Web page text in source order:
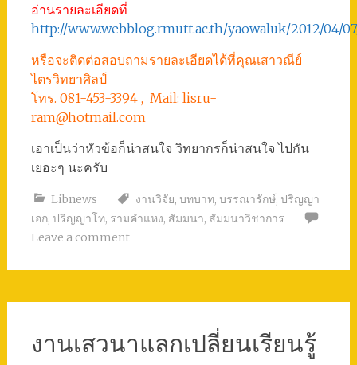
อ่านรายละเอียดที่
http://www.webblog.rmutt.ac.th/yaowaluk/2012/04/
หรือจะติดต่อสอบถามรายละเอียดได้ที่คุณเสาวณีย์
ไตรวิทยาศิลป์
โทร. 081-453-3394 , Mail: lisru-
ram@hotmail.com
เอาเป็นว่าหัวข้อก็น่าสนใจ วิทยากรก็น่าสนใจ ไปกัน
เยอะๆ นะครับ
Libnews งานวิจัย, บทบาท, บรรณารักษ์, ปริญญา
เอก, ปริญญาโท, รามคำแหง, สัมมนา, สัมมนาวิชาการ
Leave a comment
งานเสวนาแลกเปลี่ยนเรียนรู้